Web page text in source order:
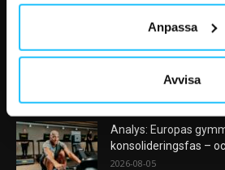
Anpassa
Avvisa
2026-08-07
AI kommer aldrig
Analys: Europas
konsolideringsfas –
2026-08-05